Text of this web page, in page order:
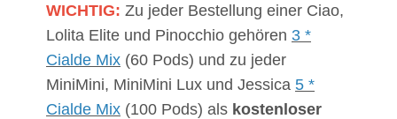
WICHTIG: Zu jeder Bestellung einer Ciao,
Lolita Elite und Pinocchio gehören 3 *
Cialde Mix (60 Pods) und zu jeder
MiniMini, MiniMini Lux und Jessica 5 *
Cialde Mix (100 Pods) als kostenloser